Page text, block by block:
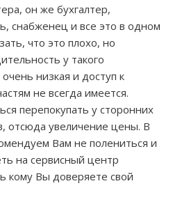
он же бухгалтер,
снабженец и все это в одном
что это плохо, но
у такого
низкая и доступ к
не всегда имеется.
перепокупать у сторонних
отсюда увеличение цены. В
Вам не полениться и
на сервисный центр
кому Вы доверяете свой